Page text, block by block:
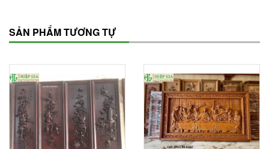
SẢN PHẨM TƯƠNG TỰ